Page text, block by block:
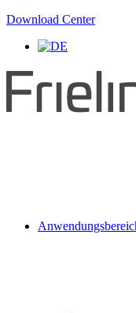
Download Center